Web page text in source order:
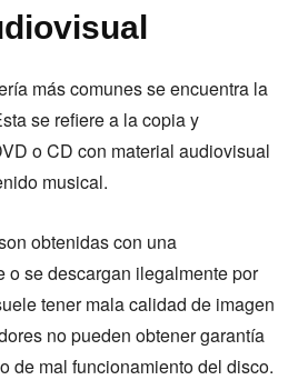
más comunes se encuentra la
se refiere a la copia y
o CD con material audiovisual
musical.
obtenidas con una
o se descargan ilegalmente por
tener mala calidad de imagen
no pueden obtener garantía
de mal funcionamiento del disco.